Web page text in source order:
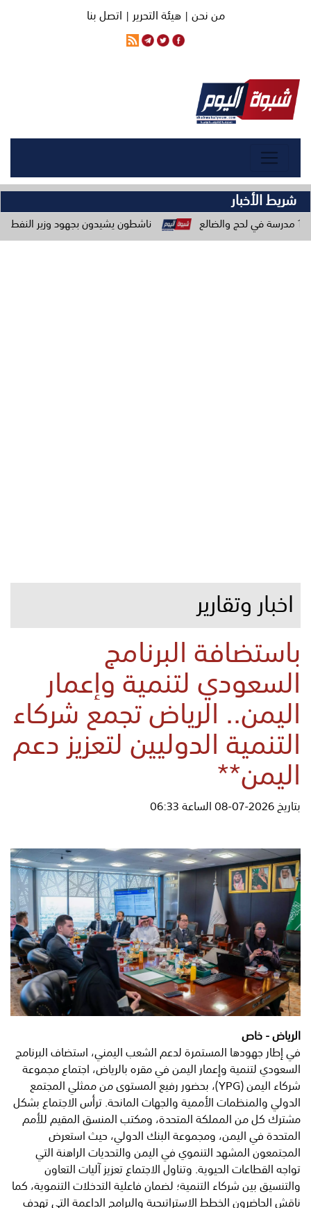
من نحن |هيئة التحرير | اتصل بنا
شريط الأخبار
ناشطون يشيدون بجهود وزير النفط ويحذرون من
اخبار وتقارير
باستضافة البرنامج
السعودي لتنمية وإعمار
اليمن.. الرياض تجمع شركاء
التنمية الدوليين لتعزيز دعم
اليمن**
بتاريخ 2026-07-08 الساعة 06:33
الرياض - خاص
في إطار جهودها المستمرة لدعم الشعب اليمني، استضاف البرنامج
السعودي لتنمية وإعمار اليمن في مقره بالرياض، اجتماع مجموعة
شركاء اليمن (YPG)، بحضور رفيع المستوى من ممثلي المجتمع
الدولي والمنظمات الأممية والجهات المانحة. ترأس الاجتماع بشكل
مشترك كل من المملكة المتحدة، ومكتب المنسق المقيم للأمم
المتحدة في اليمن، ومجموعة البنك الدولي، حيث استعرض
المجتمعون المشهد التنموي في اليمن والتحديات الراهنة التي
تواجه القطاعات الحيوية. وتناول الاجتماع تعزيز آليات التعاون
والتنسيق بين شركاء التنمية؛ لضمان فاعلية التدخلات التنموية، كما
ناقش الحاضرون الخطط الاستراتيجية والبرامج الداعمة التي تهدف